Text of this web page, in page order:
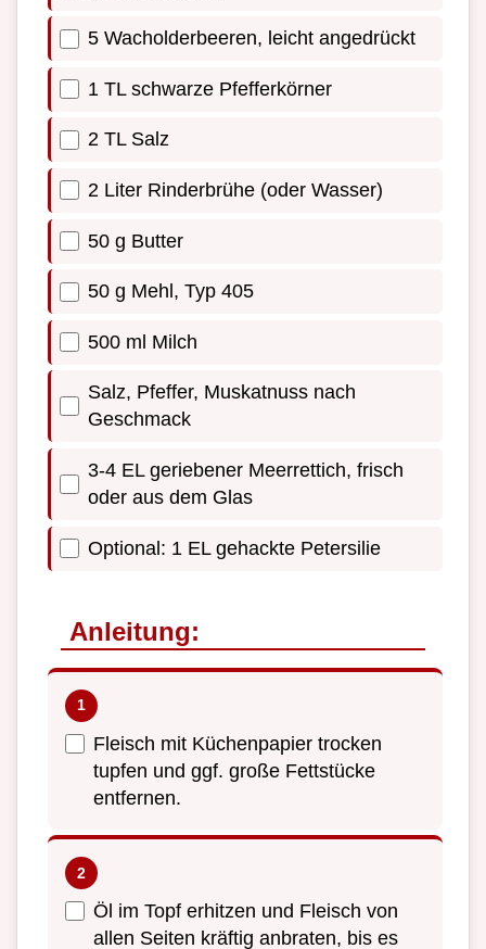
5 Wacholderbeeren, leicht angedrückt
1 TL schwarze Pfefferkörner
2 TL Salz
2 Liter Rinderbrühe (oder Wasser)
50 g Butter
50 g Mehl, Typ 405
500 ml Milch
Salz, Pfeffer, Muskatnuss nach
Geschmack
3-4 EL geriebener Meerrettich, frisch
oder aus dem Glas
Optional: 1 EL gehackte Petersilie
Anleitung:
Fleisch mit Küchenpapier trocken
tupfen und ggf. große Fettstücke
entfernen.
Öl im Topf erhitzen und Fleisch von
allen Seiten kräftig anbraten, bis es